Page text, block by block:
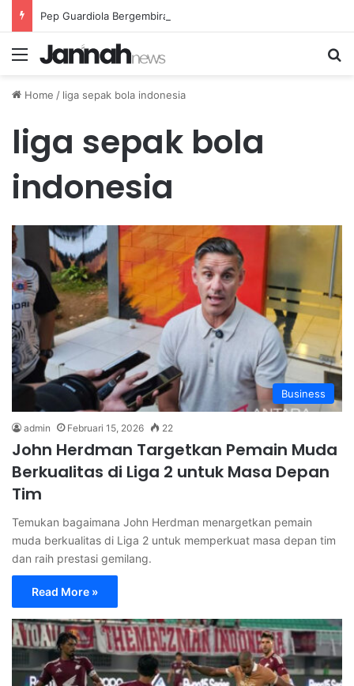
Menu
Home / liga sepak bola indonesia
liga sepak bola
indonesia
Business
admin Februari 15, 2026 22
John Herdman Targetkan Pemain Muda
Berkualitas di Liga 2 untuk Masa Depan
Tim
Temukan bagaimana John Herdman menargetkan pemain
muda berkualitas di Liga 2 untuk memperkuat masa depan tim
dan raih prestasi gemilang.
Read More »